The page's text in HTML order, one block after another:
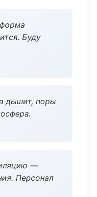
Буду
дышит, поры
—
Персонал